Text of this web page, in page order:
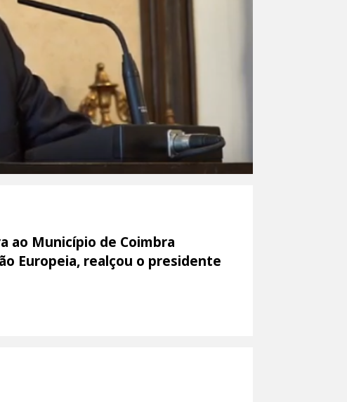
ao Município de Coimbra
Europeia, realçou o presidente